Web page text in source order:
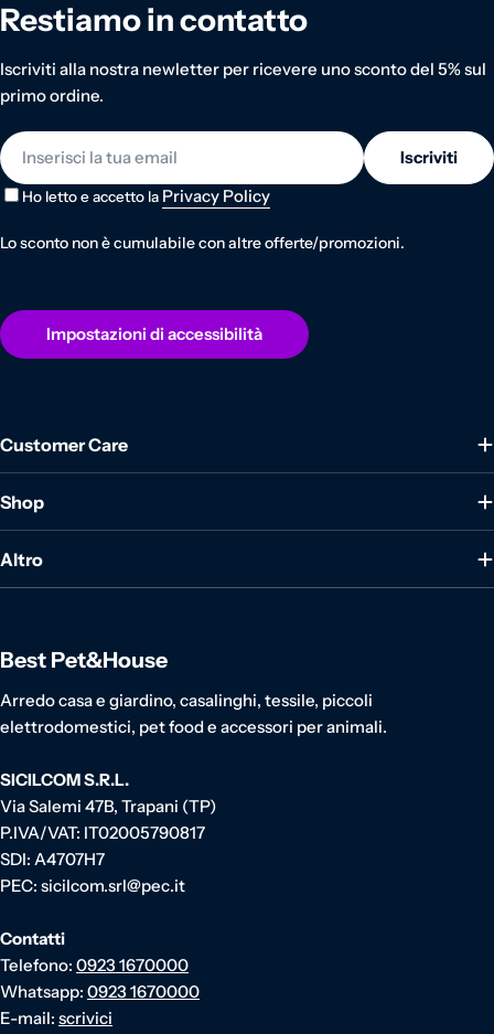
Restiamo in contatto
Iscriviti alla nostra newletter per ricevere uno sconto del 5% sul
primo ordine.
E-mail
Iscriviti
Ho letto e accetto la Privacy Policy
Lo sconto non è cumulabile con altre offerte/promozioni.
Impostazioni di accessibilità
Customer Care
Shop
Altro
Best Pet&House
Arredo casa e giardino, casalinghi, tessile, piccoli
elettrodomestici, pet food e accessori per animali.
SICILCOM S.R.L.
Via Salemi 47B, Trapani (TP)
P.IVA/VAT: IT02005790817
SDI: A4707H7
PEC: sicilcom.srl@pec.it
Contatti
Telefono: 0923 1670000
Whatsapp: 0923 1670000
E-mail: scrivici